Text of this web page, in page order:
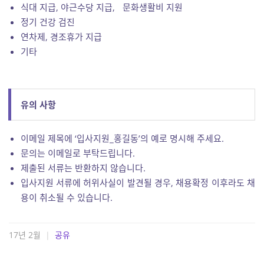
식대 지급, 야근수당 지급, 문화생활비 지원
정기 건강 검진
연차제, 경조휴가 지급
기타
유의 사항
이메일 제목에 ‘입사지원_홍길동’의 예로 명시해 주세요.
문의는 이메일로 부탁드립니다.
제출된 서류는 반환하지 않습니다.
입사지원 서류에 허위사실이 발견될 경우, 채용확정 이후라도 채
용이 취소될 수 있습니다.
17년 2월 | 공유